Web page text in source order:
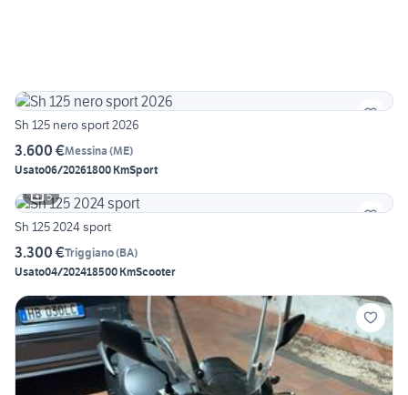
Sh 125 nero sport 2026
3.600 €Messina (ME)
Usato06/20261800 KmSport
5
Sh 125 2024 sport
3.300 €Triggiano(BA)
Usato04/202418500 KmScooter